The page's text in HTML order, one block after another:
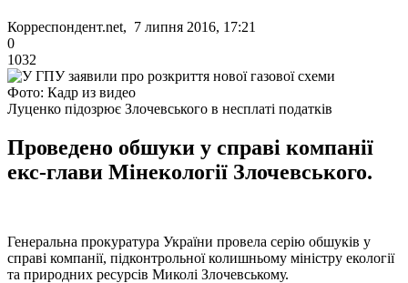
Корреспондент.net, 7 липня 2016, 17:21
0
1032
Фото: Кадр из видео
Луценко підозрює Злочевського в несплаті податків
Проведено обшуки у справі компанії
екс-глави Мінекології Злочевського.
Генеральна прокуратура України провела серію обшуків у
справі компанії, підконтрольної колишньому міністру екології
та природних ресурсів Миколі Злочевському.